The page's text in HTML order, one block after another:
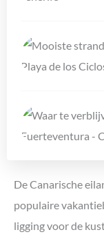
De Canarische
populaire
ligging voor de